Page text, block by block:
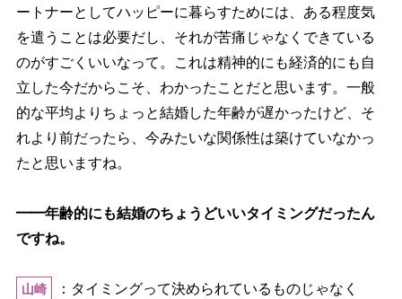
ートナーとしてハッピーに暮らすためには、ある程度気
を遣うことは必要だし、それが苦痛じゃなくできている
のがすごくいいなって。これは精神的にも経済的にも自
立した今だからこそ、わかったことだと思います。一般
的な平均よりちょっと結婚した年齢が遅かったけど、そ
れより前だったら、今みたいな関係性は築けていなかっ
たと思いますね。
━━年齢的にも結婚のちょうどいいタイミングだったん
ですね。
山崎
：タイミングって決められているものじゃなく